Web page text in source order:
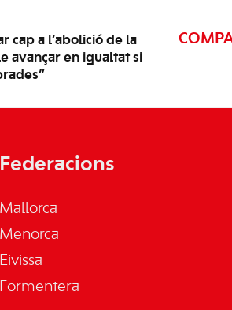
cap a l’abolició de la
avançar en igualtat si
Federacions
Mallorca
Menorca
Eivissa
Formentera